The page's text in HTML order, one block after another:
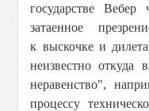
государстве Вебер
затаенное
к выскочке и
неизвестно откуда
неравенство",
процессу